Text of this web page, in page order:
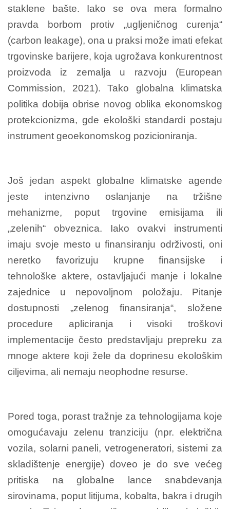
staklene bašte. Iako se ova mera formalno
pravda borbom protiv „ugljeničnog curenja“
(carbon leakage), ona u praksi može imati efekat
trgovinske barijere, koja ugrožava konkurentnost
proizvoda iz zemalja u razvoju (European
Commission, 2021). Tako globalna klimatska
politika dobija obrise novog oblika ekonomskog
protekcionizma, gde ekološki standardi postaju
instrument geoekonomskog pozicioniranja.
Još jedan aspekt globalne klimatske agende
jeste intenzivno oslanjanje na tržišne
mehanizme, poput trgovine emisijama ili
„zelenih“ obveznica. Iako ovakvi instrumenti
imaju svoje mesto u finansiranju održivosti, oni
neretko favorizuju krupne finansijske i
tehnološke aktere, ostavljajući manje i lokalne
zajednice u nepovoljnom položaju. Pitanje
dostupnosti „zelenog finansiranja“, složene
procedure apliciranja i visoki troškovi
implementacije često predstavljaju prepreku za
mnoge aktere koji žele da doprinesu ekološkim
ciljevima, ali nemaju neophodne resurse.
Pored toga, porast tražnje za tehnologijama koje
omogućavaju zelenu tranziciju (npr. električna
vozila, solarni paneli, vetrogeneratori, sistemi za
skladištenje energije) doveo je do sve većeg
pritiska na globalne lance snabdevanja
sirovinama, poput litijuma, kobalta, bakra i drugih